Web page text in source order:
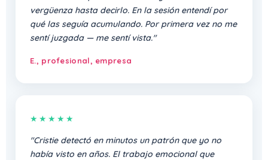
vergüenza hasta decirlo. En la sesión entendí por
qué las seguía acumulando. Por primera vez no me
sentí juzgada — me sentí vista."
E., profesional, empresa
★★★★★
"Cristie detectó en minutos un patrón que yo no
había visto en años. El trabajo emocional que